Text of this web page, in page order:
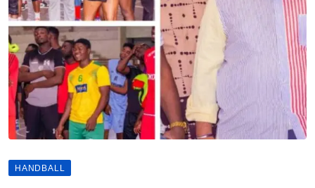
HANDBALL